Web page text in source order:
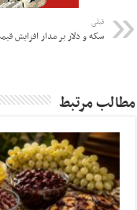
قبلی
سکه و دلار بر مدار افزایش
مطالب مرتبط